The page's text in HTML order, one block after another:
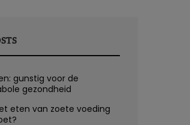
gunstig voor de
gezondheid
eten van zoete voeding